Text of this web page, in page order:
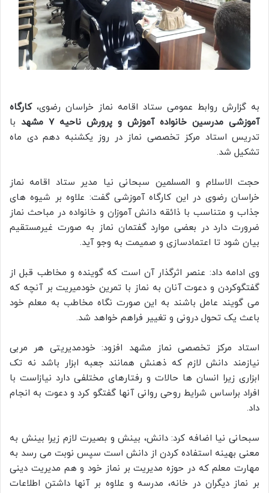
به گزارش روابط عمومی ستاد اقامه نماز خراسان رضوی،کارگاه
آموزشی مدرسین خانواده آموزش و پرورش ناحیه 7 مشهد
با
تدریس استاد مرکز تخصصی نماز در روز یکشنبه دهم دی ماه
تشکیل شد.
حجت الاسلام و المسلمین سبحانی نیا مدیر ستاد اقامه نماز
خراسان رضوی در این کارگاه آموزشی گفت: علاوه بر شیوه های
جذاب و متناسب با ذائقه دانش آموزان و خانواده در مباحث نماز
ضرورت دارد در بعضی موارد گفتمان نماز به صورت غیرمستقیم
بیان شود تا اعتمادسازی و صمیمت به وجو آید.
وی ادامه داد: عنصر اثرگذار آن است که گوینده و مخاطب قبل از
گفتگوکردن و دعوت آنان به نماز با تمرین خودمیریت بر آنچه که
می گویند عامل باشند به این صورت نگاه مخاطب به معلم خود
باعث یک تحول درونی و تغییر فراهم خواهد شد.
استاد مرکز تخصصی نماز مشهد افزود: خودمدیریتی هر مربی
نیازمند دانش لازم که ذهنش همانند جعبه ابزار باشد نه تک
ابزاری زیرا انسان ها حالات و رفتارهای مختلفی دارد نیازاست با
افراد براساس شرایط روحی روانی آنها گفتگو کرد و دعوت به انجام
داد.
سبحانی نیا اضافه کرد: دانش، بینش و بصیرت لازم زیرا بینش به
معنی بهینه استفاده کردن از دانش است سپس نوبت می رسد به
مهارت معلم که در حوزه مدیریت بر نماز خود و هم مدیریت دینی
بر نماز دیگران در خانه، مدرسه و علاوه بر آنها داشتن اطلاعات